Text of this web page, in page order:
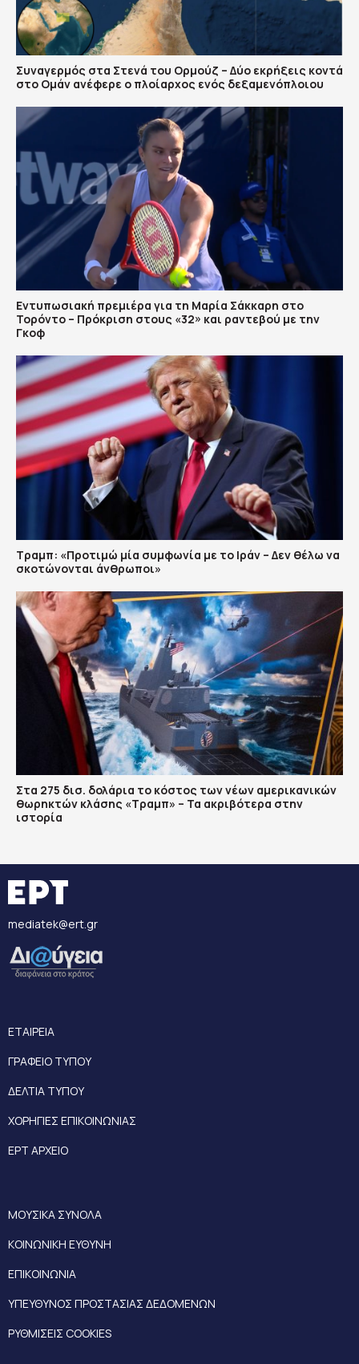
Συναγερμός στα Στενά του Ορμούζ – Δύο εκρήξεις κοντά
στο Ομάν ανέφερε ο πλοίαρχος ενός δεξαμενόπλοιου
Εντυπωσιακή πρεμιέρα για τη Μαρία Σάκκαρη στο
Τορόντο – Πρόκριση στους «32» και ραντεβού με την
Γκοφ
Τραμπ: «Προτιμώ μία συμφωνία με το Ιράν – Δεν θέλω να
σκοτώνονται άνθρωποι»
Στα 275 δισ. δολάρια το κόστος των νέων αμερικανικών
θωρηκτών κλάσης «Τραμπ» – Τα ακριβότερα στην
ιστορία
mediatek@ert.gr
ΕΤΑΙΡΕΙΑ
ΓΡΑΦΕΙΟ ΤΥΠΟΥ
ΔΕΛΤΙΑ ΤΥΠΟΥ
ΧΟΡΗΓΙΕΣ ΕΠΙΚΟΙΝΩΝΙΑΣ
ΕΡΤ ΑΡΧΕΙΟ
ΜΟΥΣΙΚΑ ΣΥΝΟΛΑ
ΚΟΙΝΩΝΙΚΗ ΕΥΘΥΝΗ
ΕΠΙΚΟΙΝΩΝΙΑ
ΥΠΕΥΘΥΝΟΣ ΠΡΟΣΤΑΣΙΑΣ ΔΕΔΟΜΕΝΩΝ
ΡΥΘΜΙΣΕΙΣ COOKIES